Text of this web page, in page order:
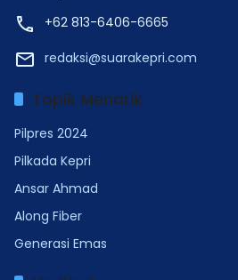
+62 813-6406-6665
redaksi@suarakepri.com
Topik Menarik
Pilpres 2024
Pilkada Kepri
Ansar Ahmad
Along Fiber
Generasi Emas